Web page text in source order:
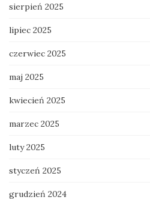
sierpień 2025
lipiec 2025
czerwiec 2025
maj 2025
kwiecień 2025
marzec 2025
luty 2025
styczeń 2025
grudzień 2024